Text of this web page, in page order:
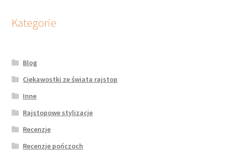
Kategorie
Blog
Ciekawostki ze świata rajstop
Inne
Rajstopowe stylizacje
Recenzje
Recenzje pończoch